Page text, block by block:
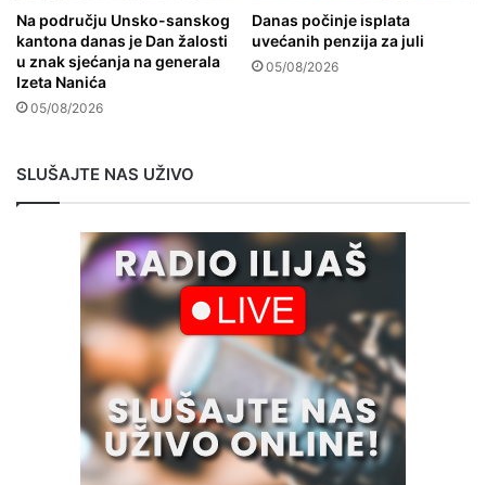
Na području Unsko-sanskog
kantona danas je Dan žalosti
u znak sjećanja na generala
Izeta Nanića
05/08/2026
Danas počinje isplata
uvećanih penzija za juli
05/08/2026
SLUŠAJTE NAS UŽIVO